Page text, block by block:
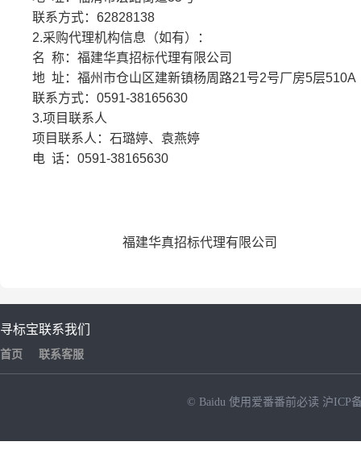
联系方式： 62828138
2.采购代理机构信息（如有）：
名 称：福建华真招标代理有限公司
地 址：福州市仓山区建新镇杨周路21号2号厂房5层510A
联系方式： 0591-38165630
3.项目联系人
项目联系人：石璐婷、袁燕婷
电 话： 0591-38165630
福建华真招标代理有限公司
寻标宝
首页
联系我们
联系客服
© Baidu 使用爱番番前必读 沪ICP